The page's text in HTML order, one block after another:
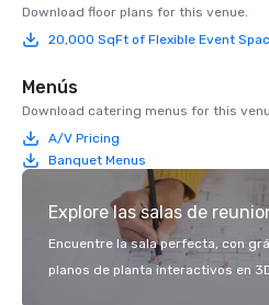
Download floor plans for this venue.
20,000 SqFt of Flexible Event
Menús
Download catering menus for this
A/V Pricing
Banquet Menus
Explore las salas de
Encuentre la sala perfecta, con
planos de planta interactivos en